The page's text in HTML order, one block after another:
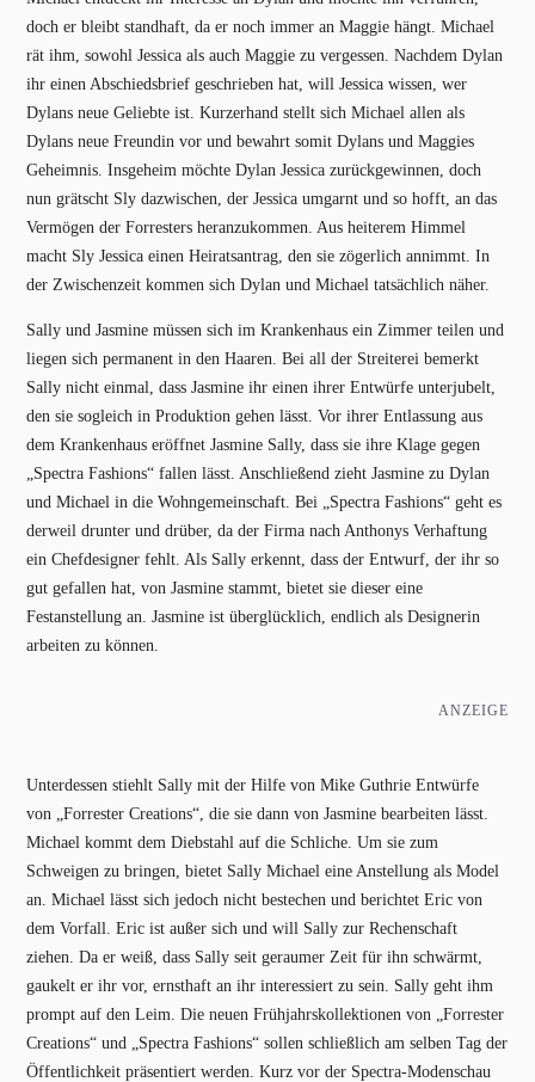
doch er bleibt standhaft, da er noch immer an Maggie hängt. Michael
rät ihm, sowohl Jessica als auch Maggie zu vergessen. Nachdem Dylan
ihr einen Abschiedsbrief geschrieben hat, will Jessica wissen, wer
Dylans neue Geliebte ist. Kurzerhand stellt sich Michael allen als
Dylans neue Freundin vor und bewahrt somit Dylans und Maggies
Geheimnis. Insgeheim möchte Dylan Jessica zurückgewinnen, doch
nun grätscht Sly dazwischen, der Jessica umgarnt und so hofft, an das
Vermögen der Forresters heranzukommen. Aus heiterem Himmel
macht Sly Jessica einen Heiratsantrag, den sie zögerlich annimmt. In
der Zwischenzeit kommen sich Dylan und Michael tatsächlich näher.
Sally und Jasmine müssen sich im Krankenhaus ein Zimmer teilen und
liegen sich permanent in den Haaren. Bei all der Streiterei bemerkt
Sally nicht einmal, dass Jasmine ihr einen ihrer Entwürfe unterjubelt,
den sie sogleich in Produktion gehen lässt. Vor ihrer Entlassung aus
dem Krankenhaus eröffnet Jasmine Sally, dass sie ihre Klage gegen
„Spectra Fashions“ fallen lässt. Anschließend zieht Jasmine zu Dylan
und Michael in die Wohngemeinschaft. Bei „Spectra Fashions“ geht es
derweil drunter und drüber, da der Firma nach Anthonys Verhaftung
ein Chefdesigner fehlt. Als Sally erkennt, dass der Entwurf, der ihr so
gut gefallen hat, von Jasmine stammt, bietet sie dieser eine
Festanstellung an. Jasmine ist überglücklich, endlich als Designerin
arbeiten zu können.
ANZEIGE
Unterdessen stiehlt Sally mit der Hilfe von Mike Guthrie Entwürfe
von „Forrester Creations“, die sie dann von Jasmine bearbeiten lässt.
Michael kommt dem Diebstahl auf die Schliche. Um sie zum
Schweigen zu bringen, bietet Sally Michael eine Anstellung als Model
an. Michael lässt sich jedoch nicht bestechen und berichtet Eric von
dem Vorfall. Eric ist außer sich und will Sally zur Rechenschaft
ziehen. Da er weiß, dass Sally seit geraumer Zeit für ihn schwärmt,
gaukelt er ihr vor, ernsthaft an ihr interessiert zu sein. Sally geht ihm
prompt auf den Leim. Die neuen Frühjahrskollektionen von „Forrester
Creations“ und „Spectra Fashions“ sollen schließlich am selben Tag der
Öffentlichkeit präsentiert werden. Kurz vor der Spectra-Modenschau